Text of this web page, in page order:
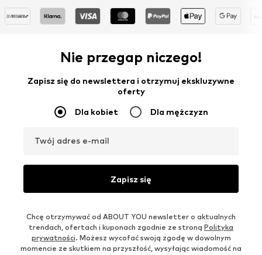
Nie przegap niczego!
Zapisz się do newslettera i otrzymuj ekskluzywne
oferty
Dla kobiet Dla mężczyzn
Twój adres e-mail
Zapisz się
Chcę otrzymywać od ABOUT YOU newsletter o aktualnych
trendach, ofertach i kuponach zgodnie ze stroną Polityka
prywatności. Możesz wycofać swoją zgodę w dowolnym
momencie ze skutkiem na przyszłość, wysyłając wiadomość na